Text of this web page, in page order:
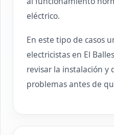
eléctrico.
En este tipo de casos
electricistas en El
revisar la instalación y
problemas antes de